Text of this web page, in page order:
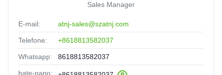
Sales Manager
E-mail: atnj-sales@szatnj.com
Telefone: +8618813582037
Whatsapp: 8618813582037
bate-papo: